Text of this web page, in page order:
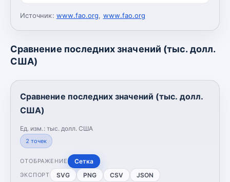
Источник: www.fao.org, www.fao.org
Сравнение последних значений (тыс. долл.
США)
Сравнение последних значений (тыс. долл.
США)
Ед. изм.: тыс. долл. США
2 точек
ОТОБРАЖЕНИЕ Сетка
ЭКСПОРТ SVG PNG CSV JSON